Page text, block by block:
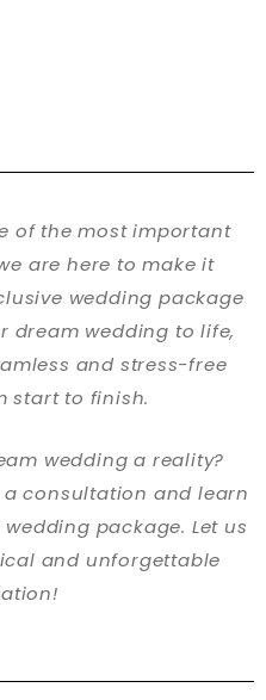
of the most important
are here to make it
wedding package
dream wedding to life,
and stress-free
start to finish.
wedding a reality?
consultation and learn
package. Let us
and unforgettable